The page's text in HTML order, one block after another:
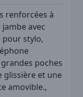
renforcées à
avec
pour stylo,
poches
glissière et une
amovible.,